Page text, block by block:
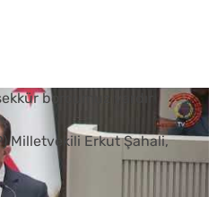
borcumuz vardır
Milletvekili Erkut Şahali,